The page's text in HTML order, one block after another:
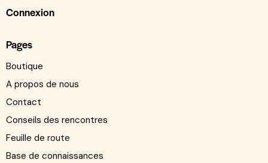
Connexion
Pages
Boutique
A propos de nous
Contact
Conseils des rencontres
Feuille de route
Base de connaissances